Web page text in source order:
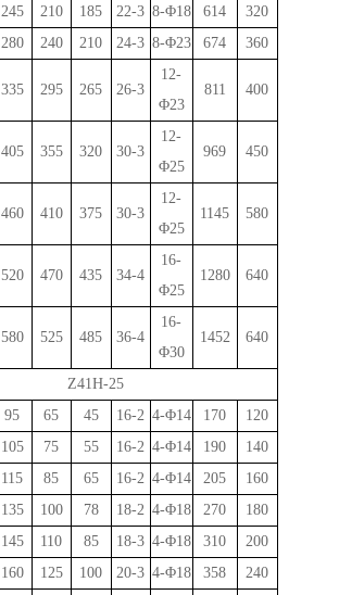
245 210 185 22-3 8-Φ18 614
320
280 240 210 24-3 8-Φ23 674 360
335 295 265 26-3
12-
Φ23
811 400
405 355 320 30-3
12-
Φ25
969 450
460 410 375 30-3
12-
Φ25
1145 580
520 470 435 34-4
16-
Φ25
1280 640
580 525 485 36-4
16-
Φ30
1452 640
Z41H-25
95 65 45 16-2 4-Φ14 170
120
105 75 55 16-2 4-Φ14 190
140
115 85 65 16-2 4-Φ14 205
160
135 100 78 18-2 4-Φ18 270
180
145 110 85 18-3 4-Φ18 310
200
160 125 100 20-3 4-Φ18 358
240